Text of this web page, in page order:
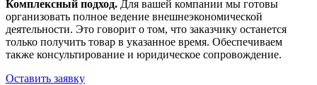
Комплексный подход. Для вашей компании мы готовы
организовать полное ведение внешнеэкономической
деятельности. Это говорит о том, что заказчику останется
только получить товар в указанное время. Обеспечиваем
также консультирование и юридическое сопровождение.
Оставить заявку